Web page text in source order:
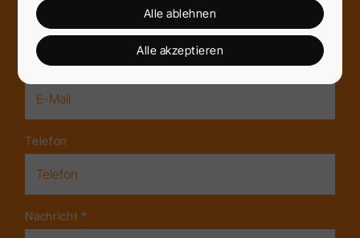
E-Mail*
Telefon
Nachricht *
Alle ablehnen
Alle akzeptieren